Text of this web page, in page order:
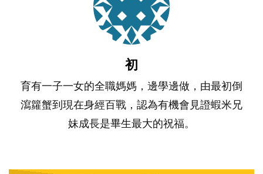
初
育有一子一女的全職媽媽，邊學邊做，由最初倒
瀉籮蟹到現在身經百戰，認為有機會見證蝦米兄
妹成長是畢生最大的祝福。